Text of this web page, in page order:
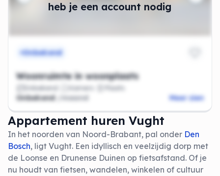
heb je een account nodig
Onbekend
Woonruimte in woonplaats
Onbekend Kamers
Plaats
Onbekend
/maand Meer zien
Appartement huren Vught
In het noorden van Noord-Brabant, pal onder Den
Bosch, ligt Vught. Een idyllisch en veelzijdig dorp met
de Loonse en Drunense Duinen op fietsafstand. Of je
nu houdt van fietsen, wandelen, winkelen of cultuur